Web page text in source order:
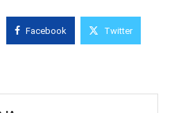
Facebook Twitter